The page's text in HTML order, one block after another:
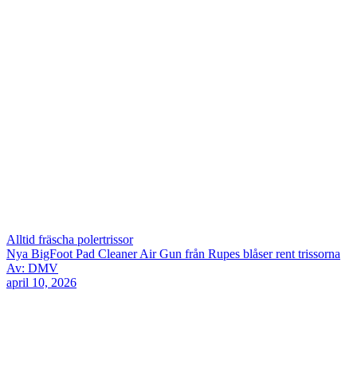
Alltid fräscha polertrissor
Nya BigFoot Pad Cleaner Air Gun från Rupes blåser rent trissorna
Av: DMV
april 10, 2026